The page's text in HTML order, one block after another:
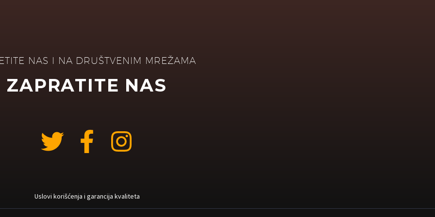
NAS I NA DRUŠTVENIM MREŽAMA
ZAPRATITE NAS
Uslovi korišćenja i garancija kvaliteta